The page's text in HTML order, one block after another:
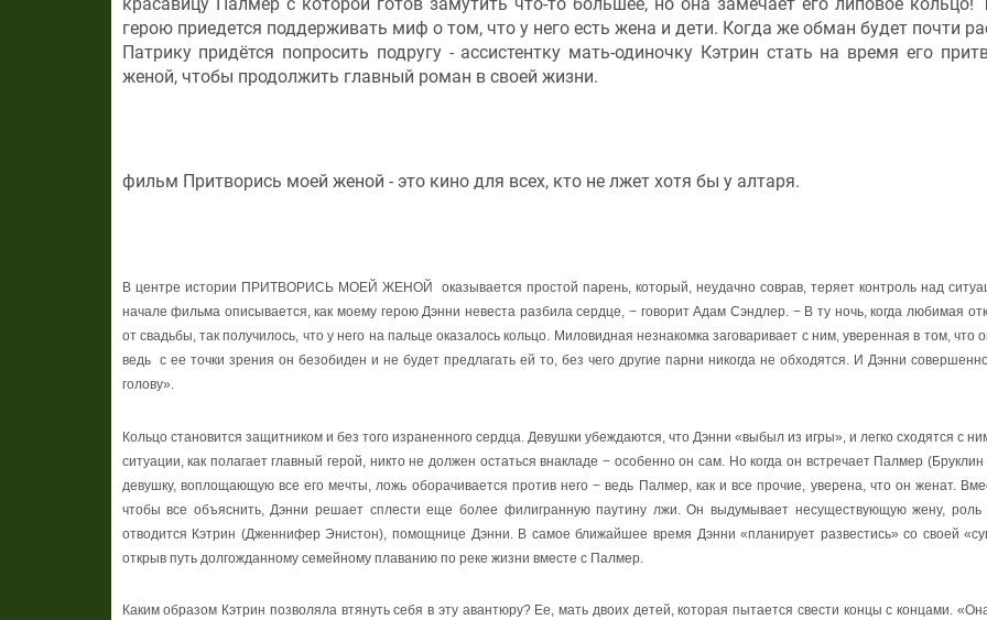
герою приедется поддерживать миф о том, что у него есть жена и дети. Когда же обман будет почти
Патрику придётся попросить подругу - ассистентку мать-одиночку Кэтрин стать на время его
женой, чтобы продолжить главный роман в своей жизни.
фильм Притворись моей женой - это кино для всех, кто не лжет хотя бы у алтаря.
В центре истории ПРИТВОРИСЬ МОЕЙ ЖЕНОЙ оказывается простой парень, который, неудачно соврав, теряет контроль над
начале фильма описывается, как моему герою Дэнни невеста разбила сердце, − говорит Адам Сэндлер. − В ту ночь, когда любимая
от свадьбы, так получилось, что у него на пальце оказалось кольцо. Миловидная незнакомка заговаривает с ним, уверенная в том, что
ведь с ее точки зрения он безобиден и не будет предлагать ей то, без чего другие парни никогда не обходятся. И Дэнни
голову».
Кольцо становится защитником и без того израненного сердца Девушки убеждаются, что Дэнни «выбыл из игры», и легко сходятся с
ситуации, как полагает главный герой, никто не должен остаться внакладе − особенно он сам. Но когда он встречает Палмер (Бруклин
девушку, воплощающую все его мечты, ложь оборачивается против него − ведь Палмер, как и все прочие, уверена, что он женат.
чтобы все объяснить, Дэнни решает сплести еще более филигранную паутину лжи. Он выдумывает несуществующую жену, роль
отводится Кэтрин (Дженнифер Энистон), помощнице Дэнни. В самое ближайшее время Дэнни «планирует развестись» со своей
открыв путь долгожданному семейному плаванию по реке жизни вместе с Палмер.
Каким образом Кэтрин позволяла втянуть себя в эту авантюру? Ее, мать двоих детей, которая пытается свести концы с концами.